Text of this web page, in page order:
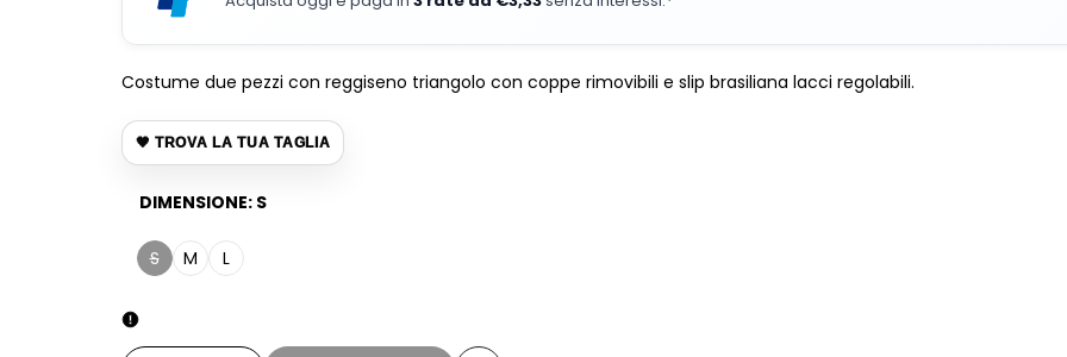
Costume due pezzi con reggiseno triangolo con coppe rimovibili e slip brasiliana lacci regolabili.
🖤 TROVA LA TUA TAGLIA
DIMENSIONE: S
Variante
S M L